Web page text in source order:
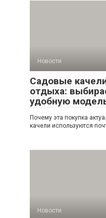
Новости
Садовые
отдыха:
удобную
Почему эта покупка
качели используются
Новости